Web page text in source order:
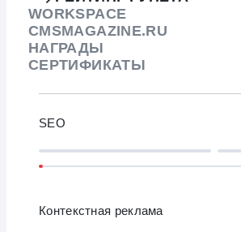
WORKSPACE
CMSMAGAZINE.RU
НАГРАДЫ
СЕРТИФИКАТЫ
SEO
Контекстная реклама